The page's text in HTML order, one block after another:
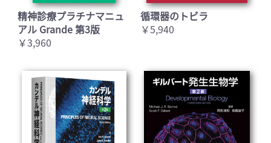
精神診療プラチナマニュ
アル Grande 第3版
￥3,960
循環器のトビラ
￥5,940